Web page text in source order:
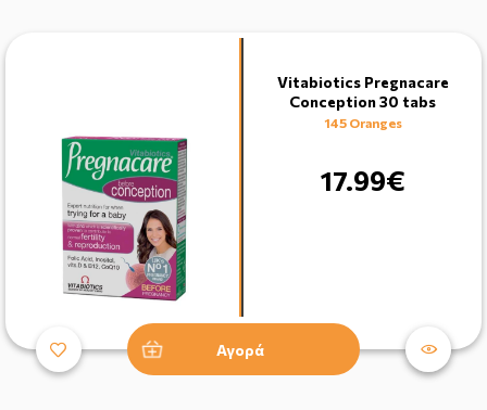
Vitabiotics Pregnacare
Conception 30 tabs
145 Oranges
17.99€
Αγορά